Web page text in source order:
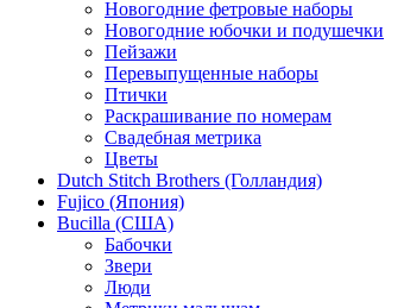
Новогодние фетровые наборы
Новогодние юбочки и подушечки
Пейзажи
Перевыпущенные наборы
Птички
Раскрашивание по номерам
Свадебная метрика
Цветы
Dutch Stitch Brothers (Голландия)
Fujico (Япония)
Bucilla (США)
Бабочки
Звери
Люди